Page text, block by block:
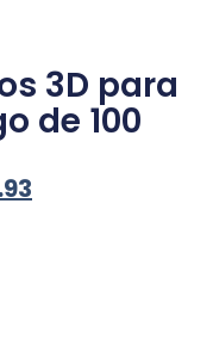
3D para
de 100